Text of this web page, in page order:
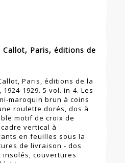
Callot, Paris, éditions de
Paris, éditions de la
1929. 5 vol. in-4. Les
maroquin brun à coins
roulette dorés, dos à
motif de croix de
vertical à
en feuilles sous la
de livraison - dos
couvertures